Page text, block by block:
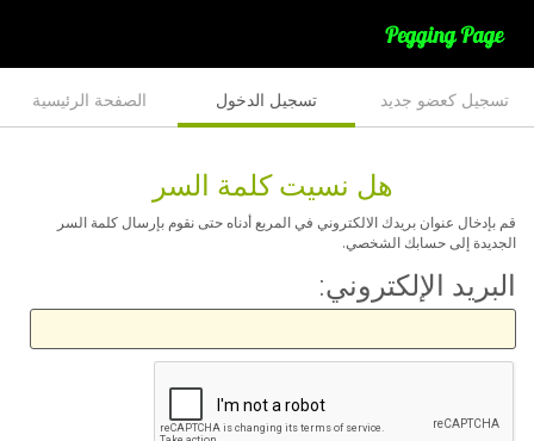
الصفحة الرئيسية تسجيل الدخول تسجيل كعضو جديد
هل نسيت كلمة السر
قم بإدخال عنوان بريدك الالكتروني في المربع أدناه حتى نقوم بإرسال كلمة السر
الجديدة إلى حسابك الشخصي.
البريد الإلكتروني: